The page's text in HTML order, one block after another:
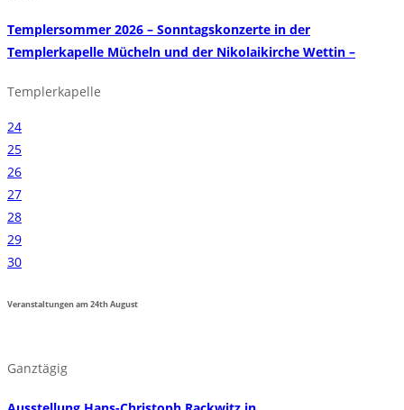
Templersommer 2026 – Sonntagskonzerte in der
Templerkapelle Mücheln und der Nikolaikirche Wettin –
Templerkapelle
24
25
26
27
28
29
30
Veranstaltungen am24thAugust
Ganztägig